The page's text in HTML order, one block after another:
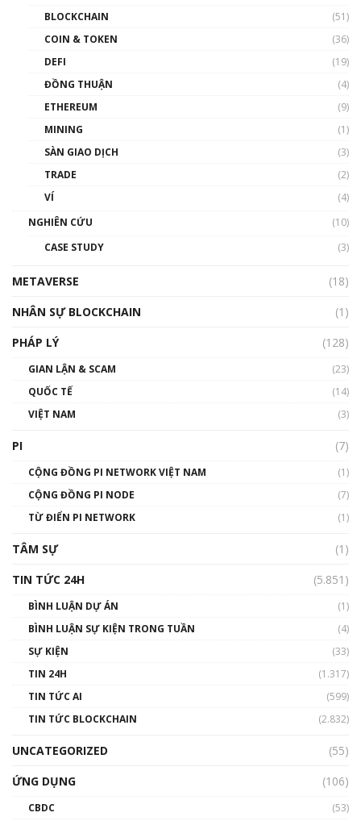
như thể nào?
00:39:31
Phổ cập Blockchain
thống & Crypto qua các cuộc chiến | Phổ cập
01:32:59
gió ấm
Talkshow 14: MemeCoin – Trò đùa tỷ đô
01:29:26
BLOCKCHAIN
(51)
COIN & TOKEN
(36)
DEFI
(19)
ĐỒNG THUẬN
(4)
ETHEREUM
(9)
MINING
(1)
SÀN GIAO DỊCH
(3)
TRADE
(2)
VÍ
(4)
NGHIÊN CỨU
(10)
CASE STUDY
(3)
METAVERSE
(18)
NHÂN SỰ BLOCKCHAIN
(1)
PHÁP LÝ
(128)
GIAN LẬN & SCAM
(23)
QUỐC TẾ
(14)
VIỆT NAM
(3)
PI (7)
CỘNG ĐỒNG PI NETWORK VIỆT NAM
(1)
CỘNG ĐỒNG PI NODE
(7)
TỪ ĐIỂN PI NETWORK
(1)
TÂM SỰ
(1)
TIN TỨC 24H
(5.851)
BÌNH LUẬN DỰ ÁN
(1)
BÌNH LUẬN SỰ KIỆN TRONG TUẦN
(4)
SỰ KIỆN
(33)
TIN 24H
(1.317)
TIN TỨC AI
(599)
TIN TỨC BLOCKCHAIN
(2.832)
UNCATEGORIZED
(55)
ỨNG DỤNG
(106)
CBDC (53)